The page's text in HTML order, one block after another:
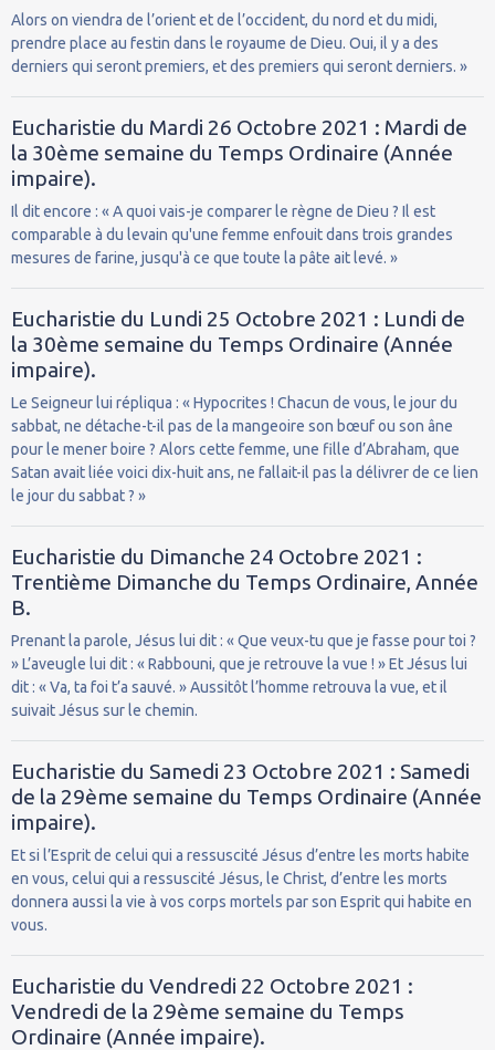
Alors on viendra de l’orient et de l’occident, du nord et du midi,
prendre place au festin dans le royaume de Dieu. Oui, il y a des
derniers qui seront premiers, et des premiers qui seront derniers. »
Eucharistie du Mardi 26 Octobre 2021 : Mardi de
la 30ème semaine du Temps Ordinaire (Année
impaire).
Il dit encore : « A quoi vais-je comparer le règne de Dieu ? Il est
comparable à du levain qu'une femme enfouit dans trois grandes
mesures de farine, jusqu'à ce que toute la pâte ait levé. »
Eucharistie du Lundi 25 Octobre 2021 : Lundi de
la 30ème semaine du Temps Ordinaire (Année
impaire).
Le Seigneur lui répliqua : « Hypocrites ! Chacun de vous, le jour du
sabbat, ne détache-t-il pas de la mangeoire son bœuf ou son âne
pour le mener boire ? Alors cette femme, une fille d’Abraham, que
Satan avait liée voici dix-huit ans, ne fallait-il pas la délivrer de ce lien
le jour du sabbat ? »
Eucharistie du Dimanche 24 Octobre 2021 :
Trentième Dimanche du Temps Ordinaire, Année
B.
Prenant la parole, Jésus lui dit : « Que veux-tu que je fasse pour toi ?
» L’aveugle lui dit : « Rabbouni, que je retrouve la vue ! » Et Jésus lui
dit : « Va, ta foi t’a sauvé. » Aussitôt l’homme retrouva la vue, et il
suivait Jésus sur le chemin.
Eucharistie du Samedi 23 Octobre 2021 : Samedi
de la 29ème semaine du Temps Ordinaire (Année
impaire).
Et si l’Esprit de celui qui a ressuscité Jésus d’entre les morts habite
en vous, celui qui a ressuscité Jésus, le Christ, d’entre les morts
donnera aussi la vie à vos corps mortels par son Esprit qui habite en
vous.
Eucharistie du Vendredi 22 Octobre 2021 :
Vendredi de la 29ème semaine du Temps
Ordinaire (Année impaire).